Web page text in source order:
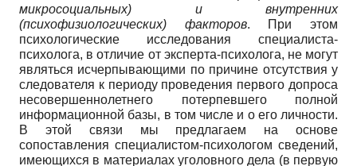
микросоциальных) и внутренних
(психофизиологических) факторов. При этом
психологические исследования специалиста-
психолога, в отличие от эксперта-психолога, не могут
являться исчерпывающими по причине отсутствия у
следователя к периоду проведения первого допроса
несовершеннолетнего потерпевшего полной
информационной базы, в том числе и о его личности.
В этой связи мы предлагаем на основе
сопоставления специалистом-психологом сведений,
имеющихся в материалах уголовного дела (в первую